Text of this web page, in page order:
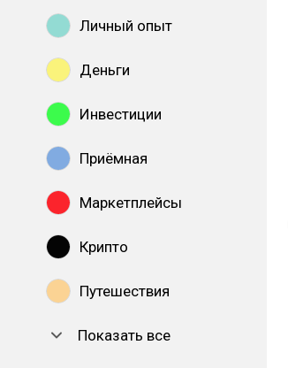
Личный опыт
Деньги
Инвестиции
Приёмная
Маркетплейсы
Крипто
Путешествия
Показать все